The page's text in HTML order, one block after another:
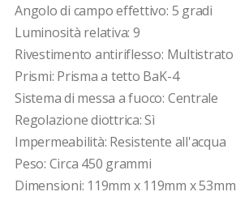
Angolo di campo effettivo: 5 gradi
Luminosità relativa: 9
Rivestimento antiriflesso: Multistrato
Prismi: Prisma a tetto BaK-4
Sistema di messa a fuoco: Centrale
Regolazione diottrica: Sì
Impermeabilità: Resistente all'acqua
Peso: Circa 450 grammi
Dimensioni: 119mm x 119mm x 53mm